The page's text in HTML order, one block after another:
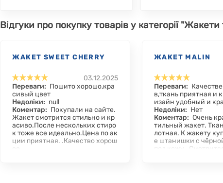
Відгуки про покупку товарів у категорії
ЖАКЕТ SWEET CHERRY
03.12.2025
Переваги: Пошито хорошо,кра
сивый цвет
Недоліки: null
Коментар: Покупали на сайте.
Жакет смотрится стильно и кр
асиво.После нескольких стиро
к тоже все идеально.Цена по ак
ции приятная. .Качество хорош
ЖАКЕТ MALIN
Переваги:
в,ткань приятная и
изайн удобный и
Недоліки: Нет
Коментар: Очень
тильный жакет.
лотная. К жакету
е штанишки с
под кожу .